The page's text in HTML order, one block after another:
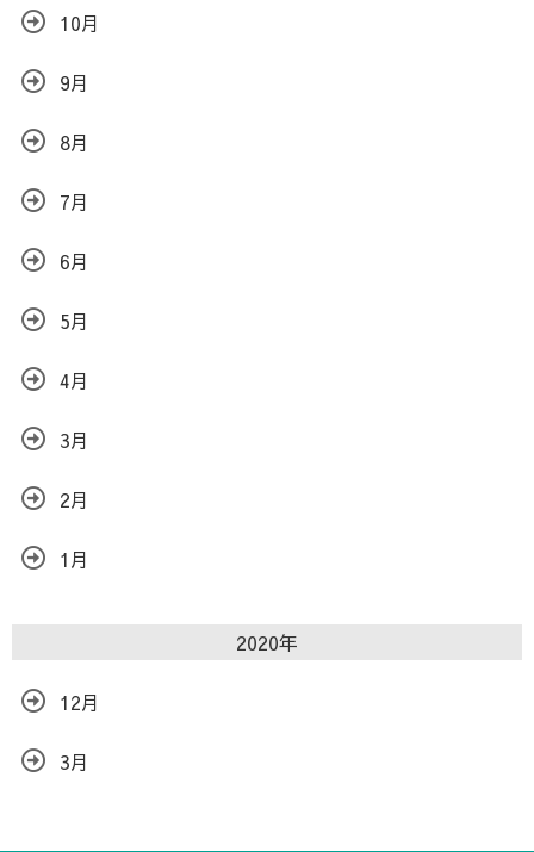
10月
9月
8月
7月
6月
5月
4月
3月
2月
1月
2020年
12月
3月